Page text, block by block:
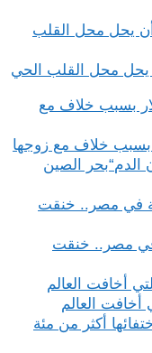
يحل محل القلب الحي
“بحر الصين
في مصر.. خنقت
العالم